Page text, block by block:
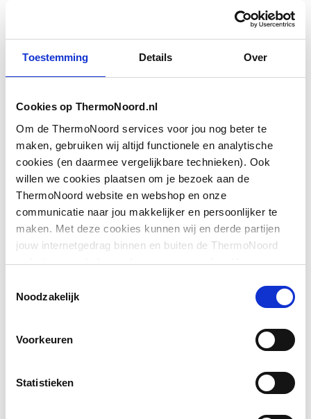
Toestemming Details Over
Cookies op ThermoNoord.nl
Om de ThermoNoord services voor jou nog beter te
maken, gebruiken wij altijd functionele en analytische
cookies (en daarmee vergelijkbare technieken). Ook
willen we cookies plaatsen om je bezoek aan de
ThermoNoord website en webshop en onze
communicatie naar jou makkelijker en persoonlijker te
maken. Met deze cookies kunnen wij en derde partijen
jouw internetgedrag binnen en buiten de ThermoNoord
website en webshop volgen en verzamelen. Hiermee
communicatie aan jouw interesses aan. We slaan je
Noodzakelijk
Voorkeuren
Statistieken
Polypropyleen (PP)
Verchroomd Nee
Lengte aansluiting 1 220
Lengte aansluiting 2 750
Kleur Wit
Uitwendige
buisdiameter
32
Met rozet
Met afvoerbeluchting
Toon meer
Downloads
Bouwtekeningimage/png, 11 KB
EPD certificaat